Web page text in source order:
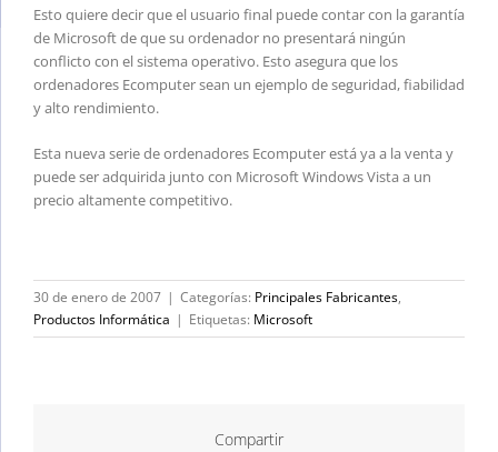
Esto quiere decir que el usuario final puede contar con la garantía
de Microsoft de que su ordenador no presentará ningún
conflicto con el sistema operativo. Esto asegura que los
ordenadores Ecomputer sean un ejemplo de seguridad, fiabilidad
y alto rendimiento.
Esta nueva serie de ordenadores Ecomputer está ya a la venta y
puede ser adquirida junto con Microsoft Windows Vista a un
precio altamente competitivo.
30 de enero de 2007 | Categorías: Principales Fabricantes,
Productos Informática | Etiquetas: Microsoft
Compartir